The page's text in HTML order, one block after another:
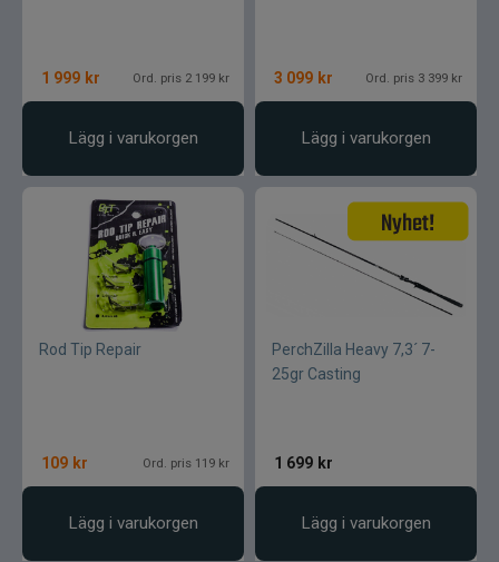
1 999 kr Ord. pris 2 199 kr
Lägg i varukorgen
3 099 kr Ord. pris 3 399 kr
Lägg i varukorgen
Rod Tip Repair
109 kr Ord. pris 119 kr
Lägg i varukorgen
PerchZilla Heavy 7,3´ 7-
25gr Casting
1 699 kr
Lägg i varukorgen